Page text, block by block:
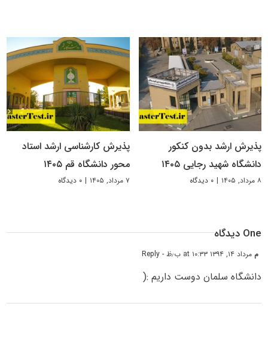
پذیرش ارشد بدون کنکور
دانشگاه شهید رجایی ۱۴۰۵
۸ مرداد, ۱۴۰۵ | ۰ دیدگاه
پذیرش کارشناسی ارشد استاد
محور دانشگاه قم ۱۴۰۵
۷ مرداد, ۱۴۰۵ | ۰ دیدگاه
One دیدگاه
م مرداد ۱۴, ۱۳۹۴ at ۱۰:۳۳ ب٫ظ - Reply
دانشگاه سلمان دوست داریم :(